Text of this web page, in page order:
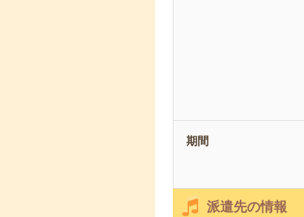
期間
派遣先の情報